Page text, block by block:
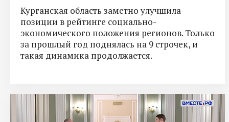
Курганская область заметно улучшила
позиции в рейтинге социально-
экономического положения регионов. Только
за прошлый год поднялась на 9 строчек, и
такая динамика продолжается.